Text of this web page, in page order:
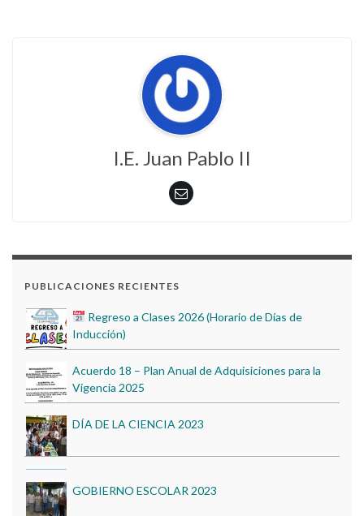
I.E. Juan Pablo II
PUBLICACIONES RECIENTES
Regreso a Clases 2026 (Horario de Días de
Acuerdo 18 – Plan Anual de Adquisiciones para la
Vigencia 2025
DÍA DE LA CIENCIA 2023
BIENESTAR INSTITUCIONAL 2023
GOBIERNO ESCOLAR 2023